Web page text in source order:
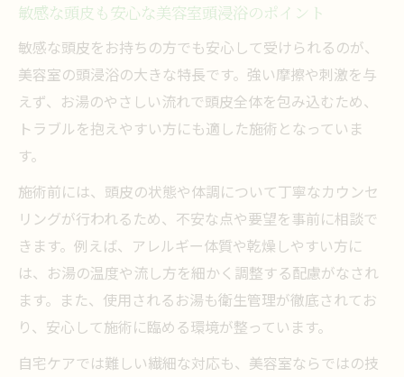
敏感な頭皮も安心な美容室頭浸浴のポイント
敏感な頭皮をお持ちの方でも安心して受けられるのが、
美容室の頭浸浴の大きな特長です。強い摩擦や刺激を与
えず、お湯のやさしい流れで頭皮全体を包み込むため、
トラブルを抱えやすい方にも適した施術となっていま
す。
施術前には、頭皮の状態や体調について丁寧なカウンセ
リングが行われるため、不安な点や要望を事前に相談で
きます。例えば、アレルギー体質や乾燥しやすい方に
は、お湯の温度や流し方を細かく調整する配慮がなされ
ます。また、使用されるお湯も衛生管理が徹底されてお
り、安心して施術に臨める環境が整っています。
自宅ケアでは難しい繊細な対応も、美容室ならではの技